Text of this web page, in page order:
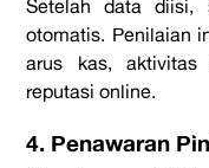
Setelah data diisi,
otomatis. Penilaian
arus kas, aktivitas
reputasionline
4. Penawaran